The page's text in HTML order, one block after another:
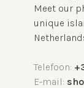
Meet our
unique
Telefoon:
E-mail: